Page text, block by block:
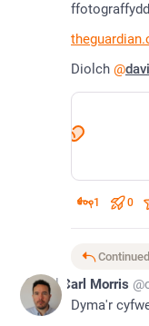
Diolch @
1 0
Jul 8Carl Morris
Dyma'r